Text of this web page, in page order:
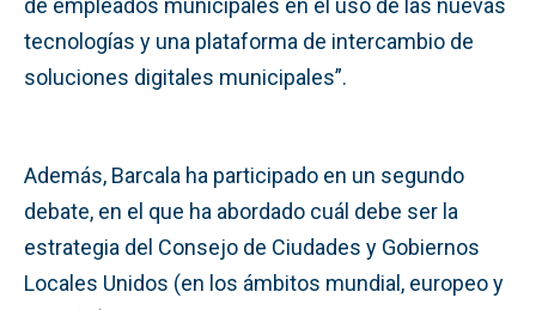
de empleados municipales en el uso de las nuevas
tecnologías y una plataforma de intercambio de
soluciones digitales municipales”.
Además, Barcala ha participado en un segundo
debate, en el que ha abordado cuál debe ser la
estrategia del Consejo de Ciudades y Gobiernos
Locales Unidos (en los ámbitos mundial, europeo y